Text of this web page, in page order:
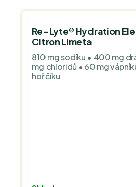
Re-Lyte® Hydration
Citron Limeta
810 mg sodíku • 400 mg
mg chloridů • 60 mg
hořčíku